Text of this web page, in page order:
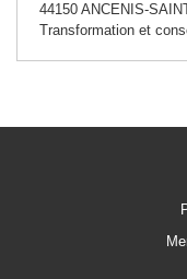
44150 ANCENIS-
Transformation et